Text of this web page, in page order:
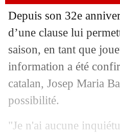
Depuis son 32e
d’une clause lui
saison, en tant que
information a été
catalan, Josep Maria
possibilité.
"Je n'ai aucune
07/09 PSG : Neymar
07/09 Bayern: recrue
07/09 Pays-Bas: van
07/09 Atletico
07/09 PSG: Ikoné